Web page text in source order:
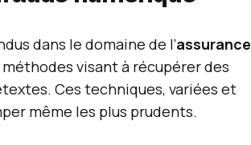
dans le domaine de l’assurance
méthodes visant à récupérer des
Ces techniques, variées et
même les plus prudents.